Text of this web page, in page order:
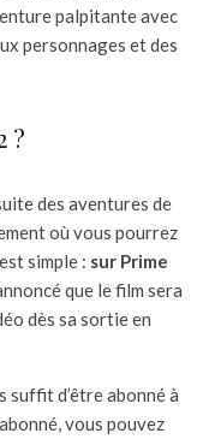
palpitante avec
personnages et des
?
des aventures de
où vous pourrez
simple : sur Prime
que le film sera
dès sa sortie en
suffit d’être abonné à
vous pouvez